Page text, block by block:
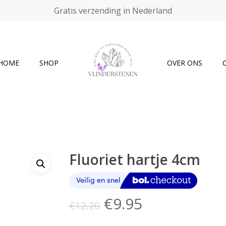
Gratis verzending in Nederland
SHOP OVER ONS
Fluoriet hartje 4cm
€12.20 Oorspronkelijke
€9.95Huidige